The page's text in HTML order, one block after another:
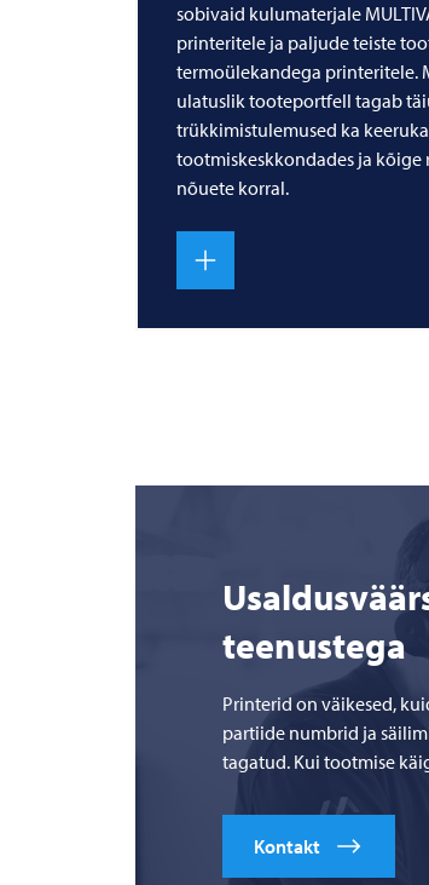
sobivaid kulumaterjale
printeritele ja paljude teiste
termoülekandega printeritele.
ulatuslik tooteportfell tagab
trükkimistulemused ka
tootmiskeskkondades ja kõige
nõuete korral.
teenustega
Printerid on väikesed,
partiide numbrid ja
tagatud. Kui tootmise
Kontakt